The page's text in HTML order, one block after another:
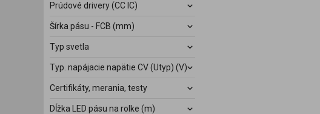
Prúdové drivery (CC IC)
Šírka pásu - FCB (mm)
Typ svetla
Typ. napájacie napätie CV (Utyp) (V)
Certifikáty, merania, testy
Dĺžka LED pásu na rolke (m)